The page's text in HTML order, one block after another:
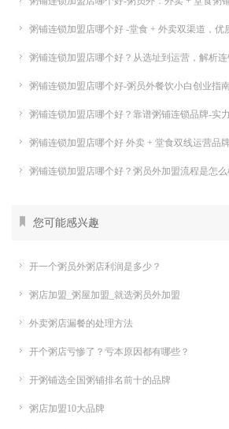
粥铺连锁加盟店哪个好 -堂食 + 外卖双渠道，优
粥铺连锁加盟店哪个好？从选址到运营，解析
粥铺连锁加盟店哪个好-粥员外餐饮小白创业指
粥铺连锁加盟店哪个好？靠谱粥铺连锁品牌-实
粥铺连锁加盟店哪个好 外卖 + 堂食双线运营品
粥铺连锁加盟店哪个好？粥员外加盟流程是怎么
您可能感兴趣
开一个粥员外粥店利润是多少？
粥店加盟_粥屋加盟_就选粥员外加盟
外卖粥店漏餐的处理方法
开个粥店亏惨了？亏本原因都有哪些？
开粥铺选全国粥铺排名前十的品牌
粥店加盟10大品牌